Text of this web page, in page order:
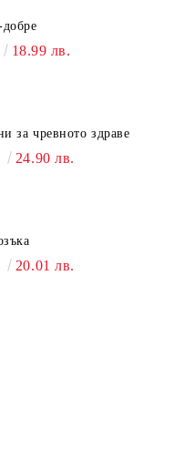
18.99 лв.
за чревното здраве
24.90 лв.
20.01 лв.